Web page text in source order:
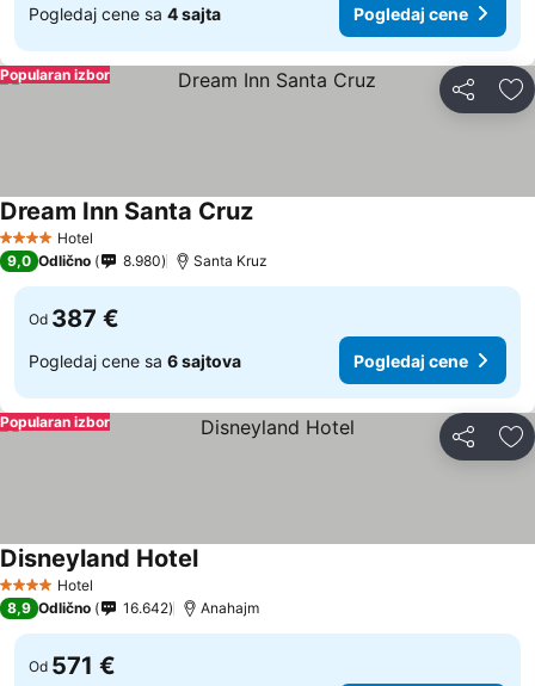
Pogledaj cene sa 4 sajta Pogledaj cene
Deli
Popularan izbor
4 ZvezdiceHotel
Dream Inn Santa CruzPogledaj cene
9,0 Odlično 8.980 Santa Kruz
Od 387 €
Pogledaj cene sa 6 sajtova Pogledaj cene
Deli
Popularan izbor
4 ZvezdiceHotel
Disneyland HotelPogledaj cene
8,9 Odlično 16.642 Anahajm
Od 571 €